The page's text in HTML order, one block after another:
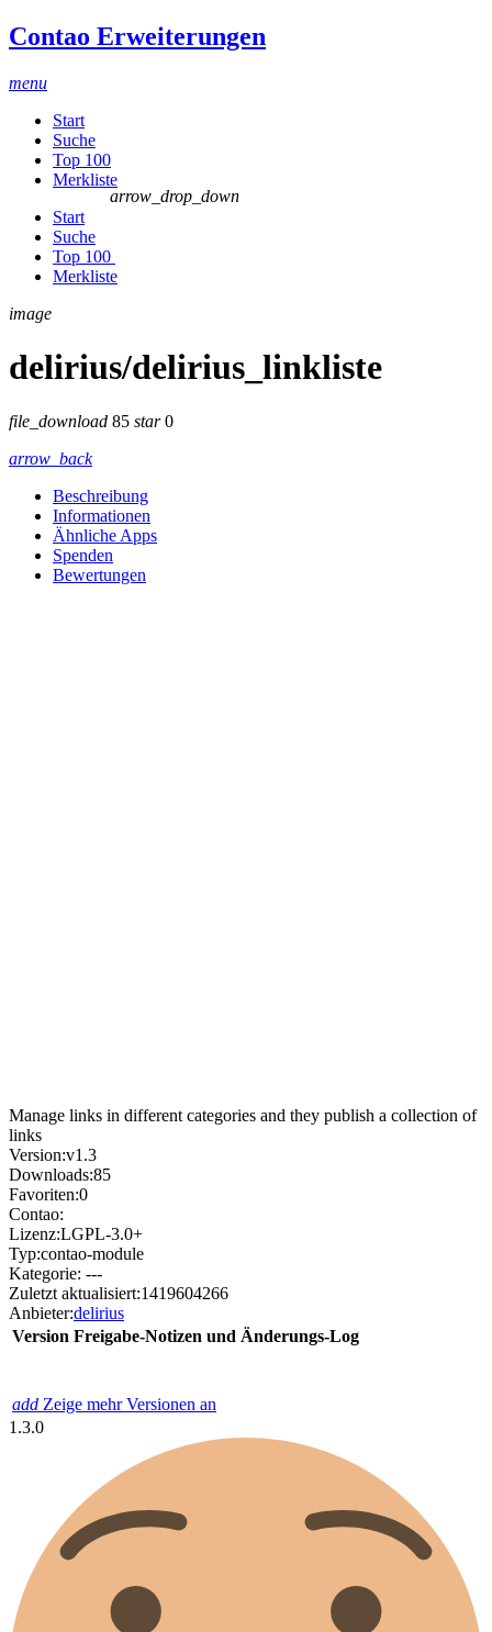
Contao Erweiterungen
menu
Start
Suche
Top 100
Merkliste
Start
Suche
Top 100
arrow_drop_down
Merkliste
image
delirius/delirius_linkliste
file_download 85 star0
arrow_back
Beschreibung
Informationen
Ähnliche Apps
Spenden
Bewertungen
Manage links in different categories and they publish a collection of
links
Version:v1.3
Downloads:85
Favoriten:0
Contao:
Lizenz:LGPL-3.0+
Typ:contao-module
Kategorie: ---
Zuletzt aktualisiert:1419604266
Anbieter:delirius
Version Freigabe-Notizen und Änderungs-Log
add Zeige mehr Versionen an
1.3.0